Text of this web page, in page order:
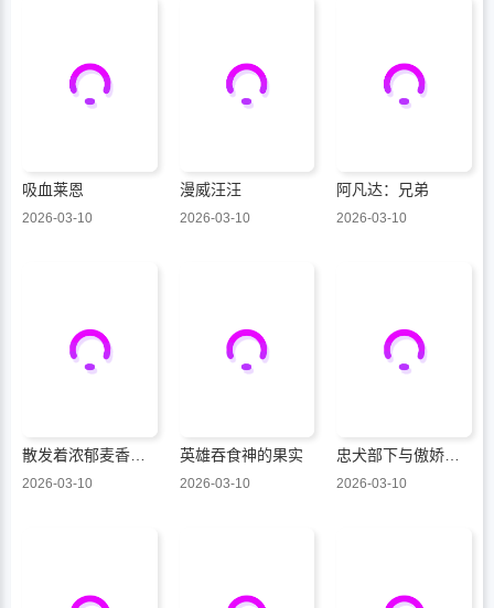
吸血莱恩
2026-03-10
漫威汪汪
2026-03-10
阿凡达：兄弟
2026-03-10
散发着浓郁麦香的你我
2026-03-10
英雄吞食神的果实
2026-03-10
忠犬部下与傲娇少尉
2026-03-10